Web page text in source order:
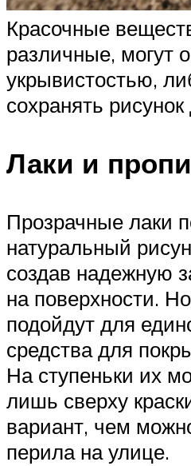
Красочные
различные, могут
укрывистостью,
сохранять
Лаки и
Прозрачные лаки
натуральный
создав надежную
на поверхности.
подойдут для
средства для
На ступеньки их
лишь сверху
вариант, чем
перила на улице.